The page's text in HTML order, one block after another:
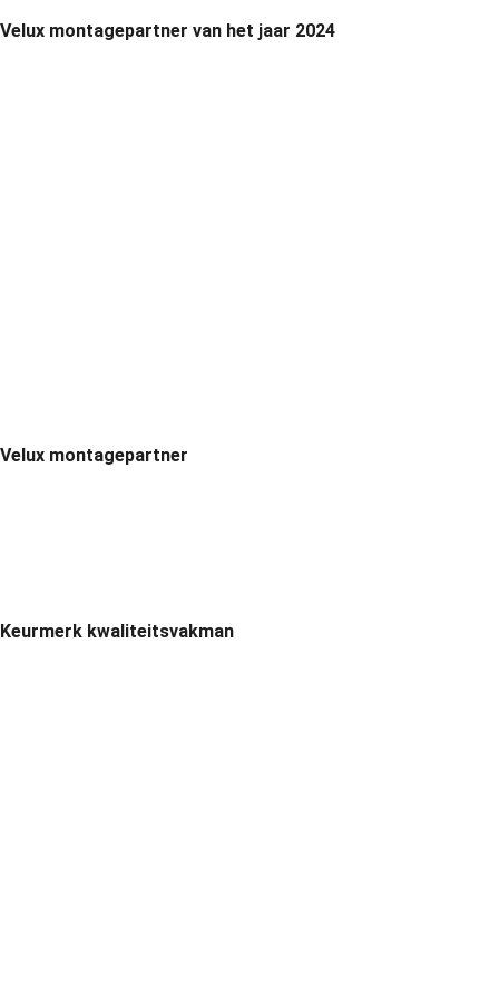
Velux montagepartner van het jaar 2024
Velux montagepartner
Keurmerk kwaliteitsvakman